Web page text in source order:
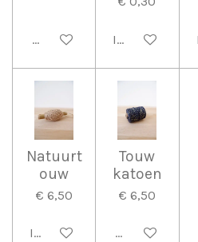
Bekijk details In
Natuurt
ouw
€ 6,50
In winkelwagen
Touw
katoen
€ 6,50
Bekijk details